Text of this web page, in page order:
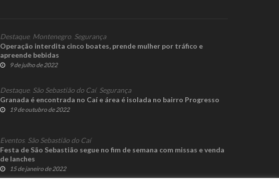
Destaque, Montenegro Segurança
Operação interdita cinco boates, prende mulher por tráfico e
apreende bebidas
9 de julho de 2022
Destaque, São Sebastião do Caí, Segurança
Granada é encontrada no Caí e área é isolada no bairro Progresso
19 de outubro de 2022
Eventos, São Sebastião do Caí
Festa de São Sebastião segue no fim de semana com missas e venda
de lanches
15 de janeiro de 2022